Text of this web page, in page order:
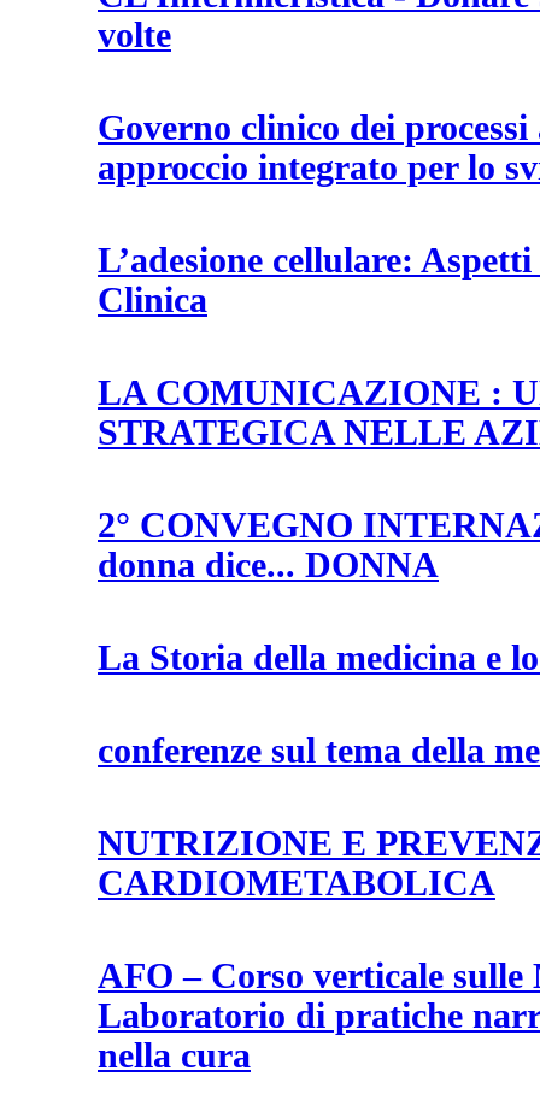
volte
Governo clinico dei
approccio integrato per lo
L’adesione cellulare:
Clinica
LA COMUNICAZIONE :
STRATEGICA NELLE
2° CONVEGNO
donna dice... DONNA
La Storia della medicina e
conferenze sul tema della
NUTRIZIONE E
CARDIOMETABOLICA
AFO – Corso verticale
Laboratorio di pratiche
nella cura